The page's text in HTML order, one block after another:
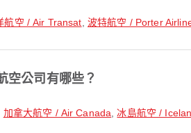
航空 / Air Transat 波特航空 / Porter
空公司有哪些？
加拿大航空 / Air Canada ,冰島航空 /